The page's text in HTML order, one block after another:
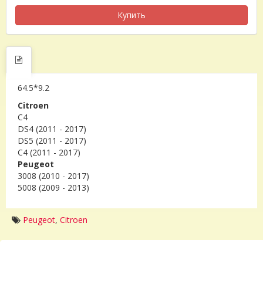
Купить
64.5*9.2
Citroen
C4
DS4 (2011 - 2017)
DS5 (2011 - 2017)
C4 (2011 - 2017)
Peugeot
3008 (2010 - 2017)
5008 (2009 - 2013)
Peugeot, Citroen